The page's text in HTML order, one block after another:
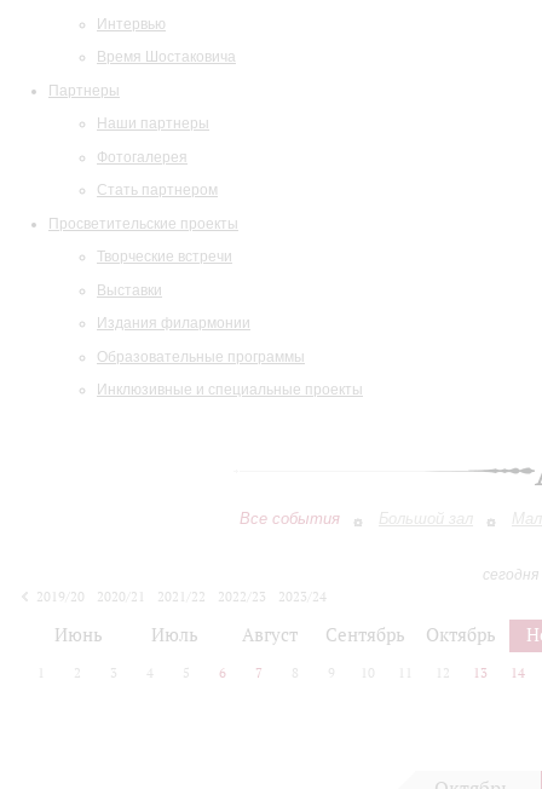
Интервью
Время Шостаковича
Партнеры
Наши партнеры
Фотогалерея
Стать партнером
Просветительские проекты
Творческие встречи
Выставки
Издания филармонии
Образовательные программы
Инклюзивные и специальные проекты
Все события Большой зал
2019/20
2020/21 2021/22 2022/23
2023/24
Июнь Июль Август Сентябрь Октябрь
2 3 4 5 6 7 8 9 10 12 13 14